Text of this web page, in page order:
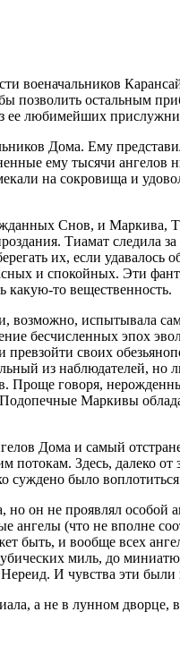
военачальников
позволить остальным
любимейших
Дома. Ему
ему тысячи
на сокровища и
Снов, и
Тиамат следила
их, если
и спокойных. Эти
какую-то вещественность.
испытывала
бесчисленных эпох
своих
из наблюдателей,
Проще говоря,
Маркивы
Дома и самый
потокам. Здесь, далеко
суждено было
он не проявлял особой
ангелы (что не вполне
и вообще всех
миль, до
И чувства эти
а не в лунном